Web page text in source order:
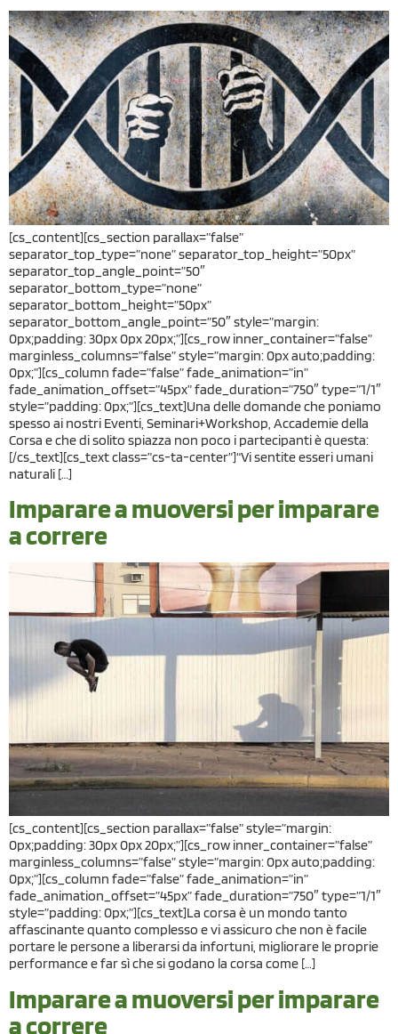
[cs_content][cs_section parallax=”false”
separator_top_type=”none” separator_top_height=”50px”
separator_top_angle_point=”50″
separator_bottom_type=”none”
separator_bottom_height=”50px”
separator_bottom_angle_point=”50″ style=”margin:
0px;padding: 30px 0px 20px;”][cs_row inner_container=”false”
marginless_columns=”false” style=”margin: 0px auto;padding:
0px;”][cs_column fade=”false” fade_animation=”in”
fade_animation_offset=”45px” fade_duration=”750″ type=”1/1″
style=”padding: 0px;”][cs_text]Una delle domande che poniamo
spesso ai nostri Eventi, Seminari+Workshop, Accademie della
Corsa e che di solito spiazza non poco i partecipanti è questa:
[/cs_text][cs_text class=”cs-ta-center”]“Vi sentite esseri umani
naturali […]
Imparare a muoversi per imparare
a correre
[cs_content][cs_section parallax=”false” style=”margin:
0px;padding: 30px 0px 20px;”][cs_row inner_container=”false”
marginless_columns=”false” style=”margin: 0px auto;padding:
0px;”][cs_column fade=”false” fade_animation=”in”
fade_animation_offset=”45px” fade_duration=”750″ type=”1/1″
style=”padding: 0px;”][cs_text]La corsa è un mondo tanto
affascinante quanto complesso e vi assicuro che non è facile
portare le persone a liberarsi da infortuni, migliorare le proprie
performance e far sì che si godano la corsa come […]
Imparare a muoversi per imparare
a correre